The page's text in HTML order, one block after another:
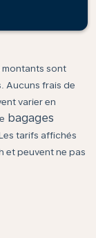
montants sont
Aucuns frais de
varier en
bagages
tarifs affichés
et peuvent ne pas